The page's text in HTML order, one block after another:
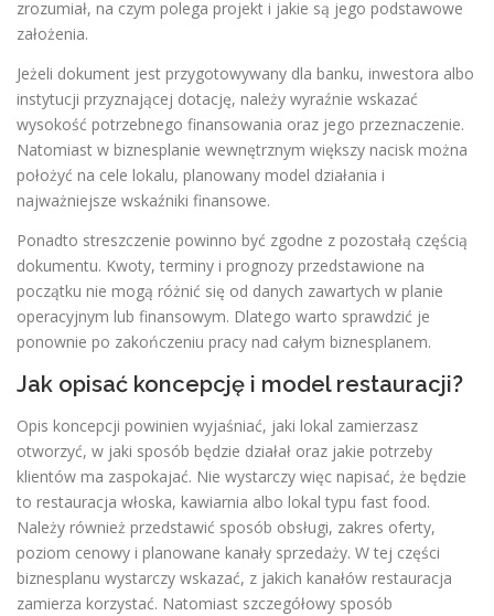
zrozumiał, na czym polega projekt i jakie są jego podstawowe
założenia.
Jeżeli dokument jest przygotowywany dla banku, inwestora albo
instytucji przyznającej dotację, należy wyraźnie wskazać
wysokość potrzebnego finansowania oraz jego przeznaczenie.
Natomiast w biznesplanie wewnętrznym większy nacisk można
położyć na cele lokalu, planowany model działania i
najważniejsze wskaźniki finansowe.
Ponadto streszczenie powinno być zgodne z pozostałą częścią
dokumentu. Kwoty, terminy i prognozy przedstawione na
początku nie mogą różnić się od danych zawartych w planie
operacyjnym lub finansowym. Dlatego warto sprawdzić je
ponownie po zakończeniu pracy nad całym biznesplanem.
Jak opisać koncepcję i model restauracji?
Opis koncepcji powinien wyjaśniać, jaki lokal zamierzasz
otworzyć, w jaki sposób będzie działał oraz jakie potrzeby
klientów ma zaspokajać. Nie wystarczy więc napisać, że będzie
to restauracja włoska, kawiarnia albo lokal typu fast food.
Należy również przedstawić sposób obsługi, zakres oferty,
poziom cenowy i planowane kanały sprzedaży. W tej części
biznesplanu wystarczy wskazać, z jakich kanałów restauracja
zamierza korzystać. Natomiast szczegółowy sposób